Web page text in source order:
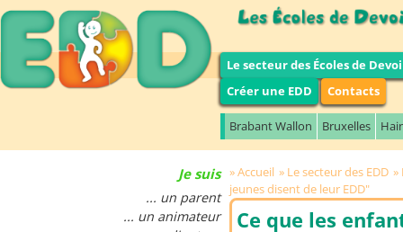
Le secteur des Écoles de
Créer une EDD
Contacts
Brabant Wallon Bruxelles
Je suis
... un parent
... un animateur
Accueil Le secteur des EDD
jeunes disent de leur EDD"
Ce que les